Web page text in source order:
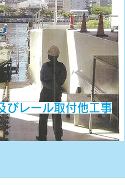
びレール取付他工事